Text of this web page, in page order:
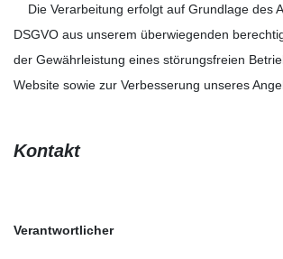
Die Verarbeitung erfolgt auf Grundlage des
DSGVO aus unserem überwiegenden
der Gewährleistung eines störungsfreien
Website sowie zur Verbesserung unseres
Kontakt
Verantwortlicher